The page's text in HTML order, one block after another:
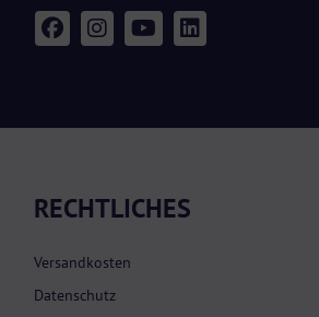
RECHTLICHES
Versandkosten
Datenschutz